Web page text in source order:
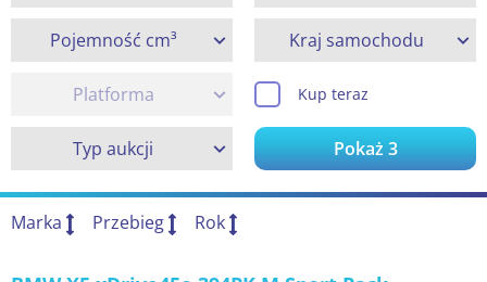
Pojemność cm³ Kraj samochodu
Platforma Kup teraz
Typ aukcji Pokaż3
Marka Przebieg Rok